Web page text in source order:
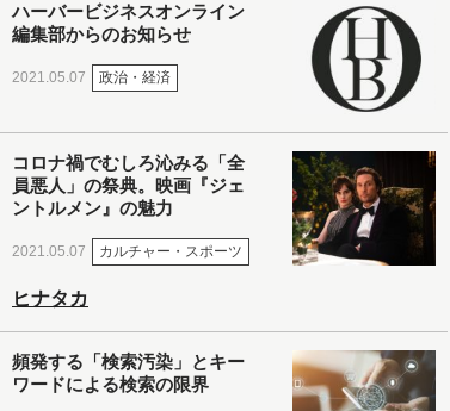
ハーバービジネスオンライン
編集部からのお知らせ
2021.05.07 政治・経済
コロナ禍でむしろ沁みる「全
員悪人」の祭典。映画『ジェ
ントルメン』の魅力
2021.05.07 カルチャー・スポーツ
ヒナタカ
頻発する「検索汚染」とキー
ワードによる検索の限界